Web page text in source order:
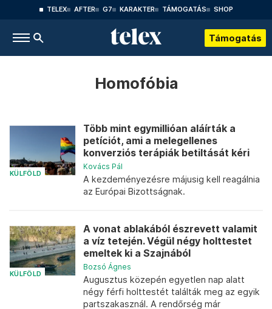
TELEX AFTER G7 KARAKTER TÁMOGATÁS SHOP
Támogatás
Homofóbia
KÜLFÖLD
Több mint egymillióan aláírták a
petíciót, ami a melegellenes
konverziós terápiák betiltását kéri
Kovács Pál
A kezdeményezésre májusig kell reagálnia
az Európai Bizottságnak.
KÜLFÖLD
A vonat ablakából észrevett valamit
a víz tetején. Végül négy holttestet
emeltek ki a Szajnából
Bozsó Ágnes
Augusztus közepén egyetlen nap alatt
négy férfi holttestét találták meg az egyik
partszakasznál. A rendőrség már